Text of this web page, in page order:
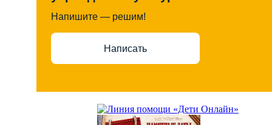
Напишите — решим!
Написать